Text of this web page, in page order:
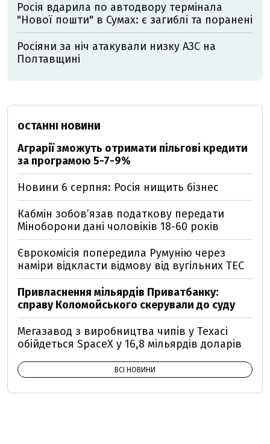
Росія вдарила по автодвору термінала
"Нової пошти" в Сумах: є загиблі та поранені
Росіяни за ніч атакували низку АЗС на
Полтавщині
ОСТАННІ НОВИНИ
Аграрії зможуть отримати пільгові кредити
за програмою 5-7-9%
Новини 6 серпня: Росія нищить бізнес
Кабмін зобовʼязав податкову передати
Міноборони дані чоловіків 18-60 років
Єврокомісія попередила Румунію через
наміри відкласти відмову від вугільних ТЕС
Привласнення мільярдів Приватбанку:
справу Коломойського скерували до суду
Мегазавод з виробництва чипів у Техасі
обійдеться SpaceX у 16,8 мільярдів доларів
ВСІ НОВИНИ